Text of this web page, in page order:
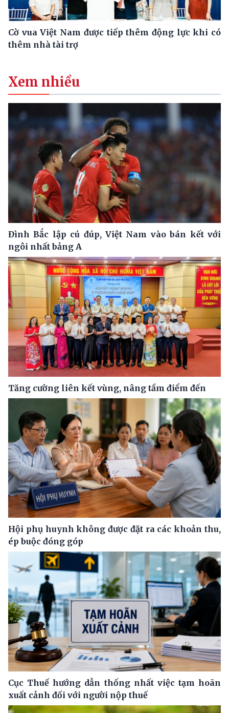
Cờ vua Việt Nam được tiếp thêm động lực khi có
thêm nhà tài trợ
Xem nhiều
Đình Bắc lập cú đúp, Việt Nam vào bán kết với
ngôi nhất bảng A
Tăng cường liên kết vùng, nâng tầm điểm đến
Hội phụ huynh không được đặt ra các khoản thu,
ép buộc đóng góp
Cục Thuế hướng dẫn thống nhất việc tạm hoãn
xuất cảnh đối với người nộp thuế